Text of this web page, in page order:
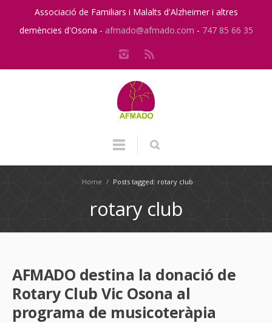
Associació de Familiars i Malalts d'Alzheimer i altres
demències d'Osona - afmado@afmado.com - 747 85 66 35
Home / Posts tagged: rotary club
rotary club
AFMADO destina la donació de
Rotary Club Vic Osona al
programa de musicoteràpia